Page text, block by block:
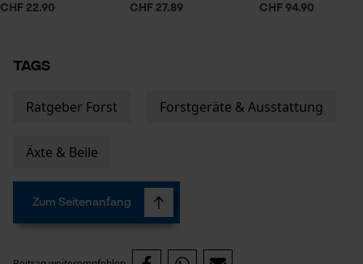
CHF 22.90 CHF 27.89 CHF 94.90
TAGS
Ratgeber Forst Forstgeräte & Ausstattung
Äxte & Beile
Zum Seitenanfang
Personalisierte Startseite
YouTube-Videos